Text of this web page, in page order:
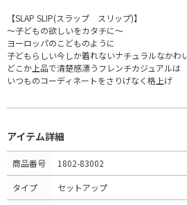
【SLAP SLIP(スラップ スリップ)】
～子どもの欲しいをカタチに～
ヨーロッパのこどものように
子どもらしい今しか着れないナチュラルなかわ
どこか上品で清楚感漂うフレンチカジュアルは
いつものコーディネートをさりげなく格上げ
アイテム詳細
商品番号 1802-83002
タイプ セットアップ